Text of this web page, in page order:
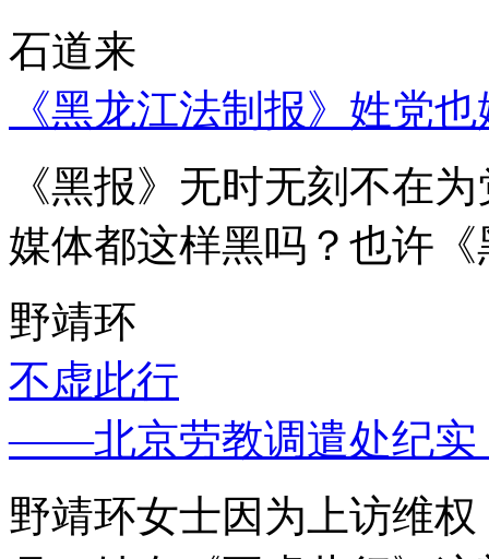
石道来
《黑龙江法制报》姓党
《黑报》无时无刻不在
媒体都这样黑吗？也许
野靖环
不虚此行
——北京劳教调遣处纪实
野靖环女士因为上访维